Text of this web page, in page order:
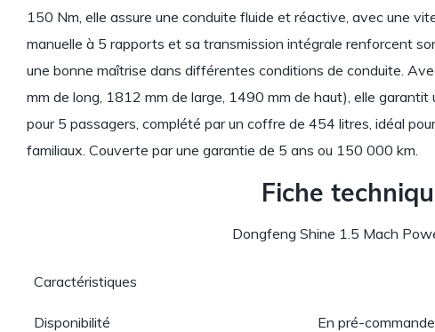
150 Nm, elle assure une conduite fluide et réactive, avec une
manuelle à 5 rapports et sa transmission intégrale renforcent
une bonne maîtrise dans différentes conditions de conduite.
mm de long, 1812 mm de large, 1490 mm de haut), elle
pour 5 passagers, complété par un coffre de 454 litres, idéal
familiaux. Couverte par une garantie de 5 ans ou 150 000 km.
Fiche
Dongfeng Shine 1.5 Mach
Caractéristiques
Disponibilité En pré-commande